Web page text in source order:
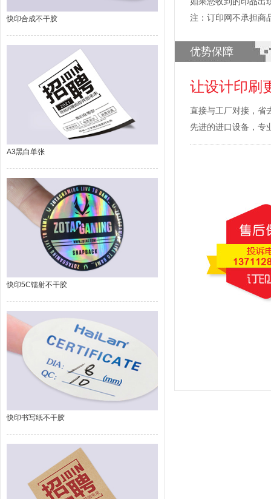
快印合成不干胶
A3黑白单张
快印5C镭射不干胶
快印书写纸不干胶
注：订印网不承担商
优势保障
让设计印刷
直接与工厂对接，省
先进的进口设备，专